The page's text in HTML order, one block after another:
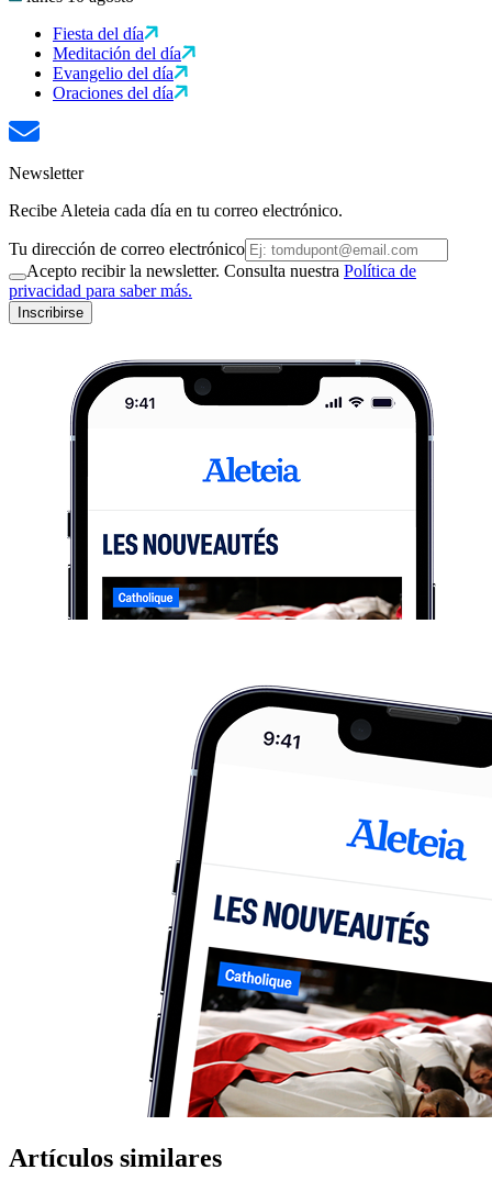
Fiesta del día
Meditación del día
Evangelio del día
Oraciones del día
Newsletter
Recibe Aleteia cada día en tu correo electrónico.
Tu dirección de correo electrónico
Acepto recibir la newsletter. Consulta nuestra Política de
privacidad para saber más.
Inscribirse
Artículos similares